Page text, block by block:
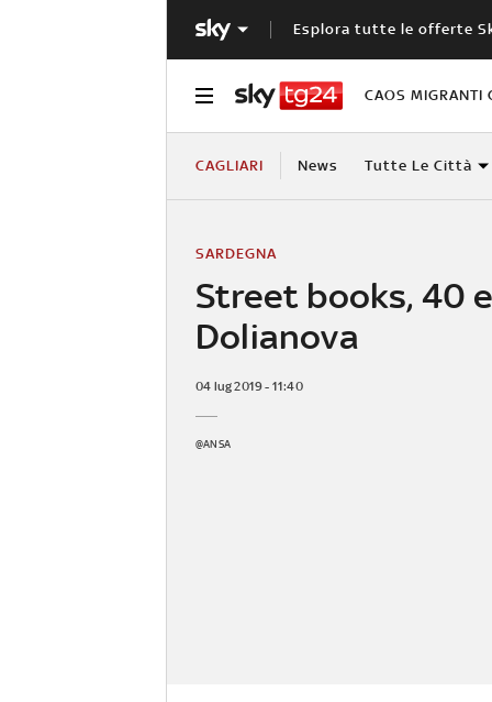
Esplora tutte le offerte
CAOS MIGRANTI
CAGLIARI News Tutte Le Città
Street books, 40
Dolianova
SARDEGNA
04 lug 2019 - 11:40
@ANSA